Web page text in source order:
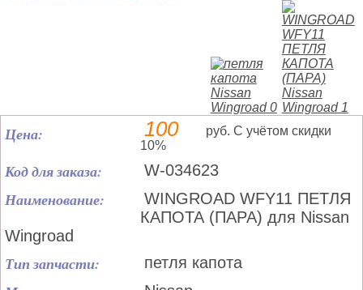
Цена: 100
руб. С учётом скидки
10%
Код для заказа: W-034623
Наименование:
WINGROAD WFY11 ПЕТЛЯ
КАПОТА (ПАРА) для Nissan
Wingroad
Тип запчасти: петля капота